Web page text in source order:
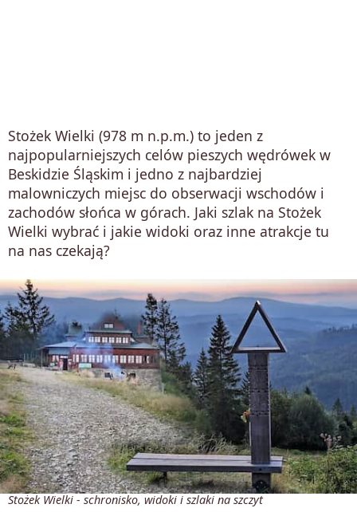
Stożek Wielki (978 m n.p.m.) to jeden z
najpopularniejszych celów pieszych wędrówek w
Beskidzie Śląskim i jedno z najbardziej
malowniczych miejsc do obserwacji wschodów i
zachodów słońca w górach. Jaki szlak na Stożek
Wielki wybrać i jakie widoki oraz inne atrakcje tu
na nas czekają?
Stożek Wielki - schronisko, widoki i szlaki na szczyt